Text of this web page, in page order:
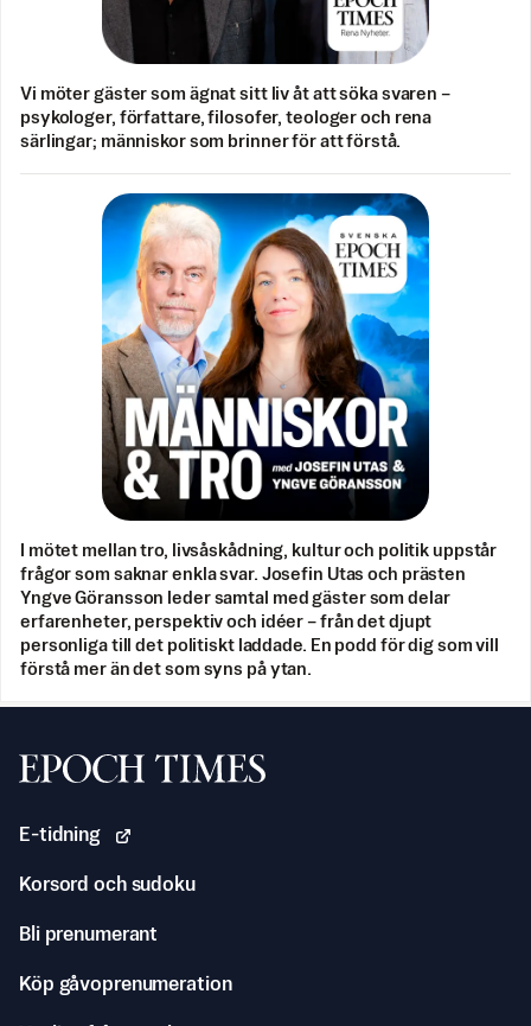
Vi möter gäster som ägnat sitt liv åt att söka svaren –
psykologer, författare, filosofer, teologer och rena
särlingar; människor som brinner för att förstå.
I mötet mellan tro, livsåskådning, kultur och politik uppstår
frågor som saknar enkla svar. Josefin Utas och prästen
Yngve Göransson leder samtal med gäster som delar
erfarenheter, perspektiv och idéer – från det djupt
personliga till det politiskt laddade. En podd för dig som vill
förstå mer än det som syns på ytan.
Svenska Epoch Times
E-tidning
Korsord och sudoku
Bli prenumerant
Köp gåvoprenumeration